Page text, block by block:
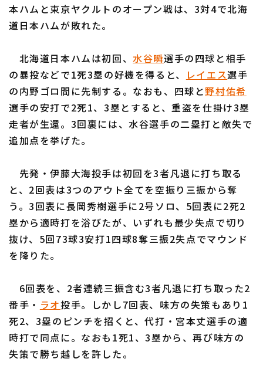
ファーム西地区
交流戦
東北楽天ゴールデンイーグルス
千葉ロッテマリーンズ
オリックス・バファローズ
福岡ソフトバンクホークス
設定
利用規約 プライバシーポリシー
運営会社（別ウィンドウで開く） よくある質問
特定商取引法の表示
本ハムと東京ヤクルトのオープン戦は、3対4で北海
道日本ハムが敗れた。
北海道日本ハムは初回、水谷瞬選手の四球と相手
の暴投などで1死3塁の好機を得ると、
レイエス選手
の内野ゴロ間に先制する。なおも、四球と野村佑希
選手の安打で2死1、3塁とすると、重盗を仕掛け3塁
走者が生還。3回裏には、水谷選手の二塁打と敵失で
追加点を挙げた。
先発・伊藤大海投手は初回を3者凡退に打ち取る
と、2回表は3つのアウト全てを空振り三振から奪
う。3回表に長岡秀樹選手に2号ソロ、5回表に2死2
塁から適時打を浴びたが、いずれも最少失点で切り
抜け、5回73球3安打1四球8奪三振2失点でマウンド
を降りた。
6回表を、2者連続三振含む3者凡退に打ち取った2
番手・ ラオ投手。しかし7回表、味方の失策もあり1
死2、3塁のピンチを招くと、代打・宮本丈選手の適
時打で同点に。なおも1死1、3塁から、再び味方の
失策で勝ち越しを許した。